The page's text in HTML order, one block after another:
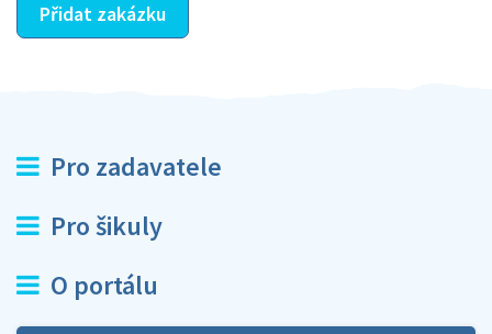
Přidat zakázku
Pro zadavatele
Pro šikuly
O portálu